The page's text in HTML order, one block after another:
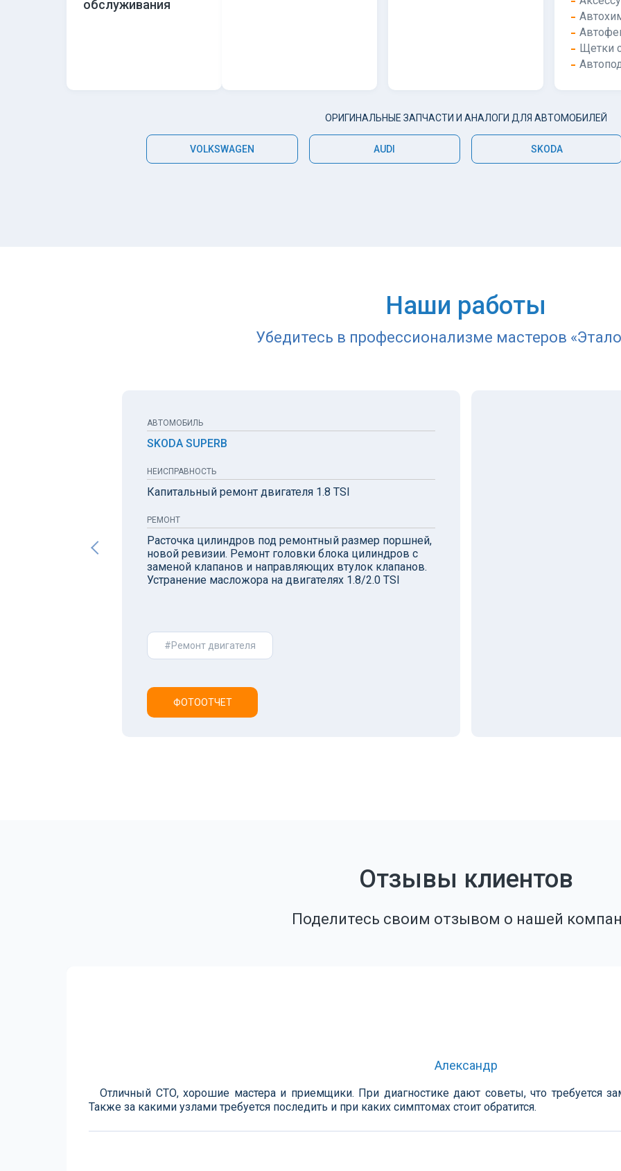
обслуживания
Щетки
ОРИГИНАЛЬНЫЕ ЗАПЧАСТИ И АНАЛОГИ ДЛЯ АВТОМОБИЛЕЙ
VOLKSWAGEN AUDI SKODA
Наши работы
Убедитесь в профессионализме мастеров
АВТОМОБИЛЬ
SKODA SUPERB
НЕИСПРАВНОСТЬ
Капитальный ремонт двигателя 1.8 TSI
РЕМОНТ
Расточка цилиндров под ремонтный размер поршней,
новой ревизии. Ремонт головки блока цилиндров с
заменой клапанов и направляющих втулок клапанов.
Устранение масложора на двигателях 1.8/2.0 TSI
#Ремонт двигателя
ФОТООТЧЕТ
Отзывы клиентов
Поделитесь своим отзывом о нашей
Александр
Отличный СТО, хорошие мастера и приемщики. При диагностике дают советы, что требуется
Также за какими узлами требуется последить и при каких симптомах стоит обратится.